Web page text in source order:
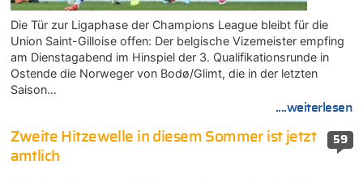
Die Tür zur Ligaphase der Champions League bleibt für die
Union Saint-Gilloise offen: Der belgische Vizemeister empfing
am Dienstagabend im Hinspiel der 3. Qualifikationsrunde in
Ostende die Norweger von Bodø/Glimt, die in der letzten
Saison…
....weiterlesen
59
Zweite Hitzewelle in diesem Sommer ist jetzt
amtlich